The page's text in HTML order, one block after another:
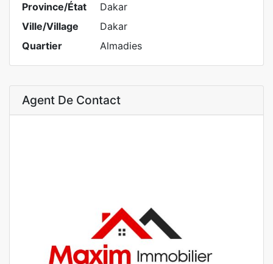
Province/État
Dakar
Ville/Village
Dakar
Quartier
Almadies
Agent De Contact